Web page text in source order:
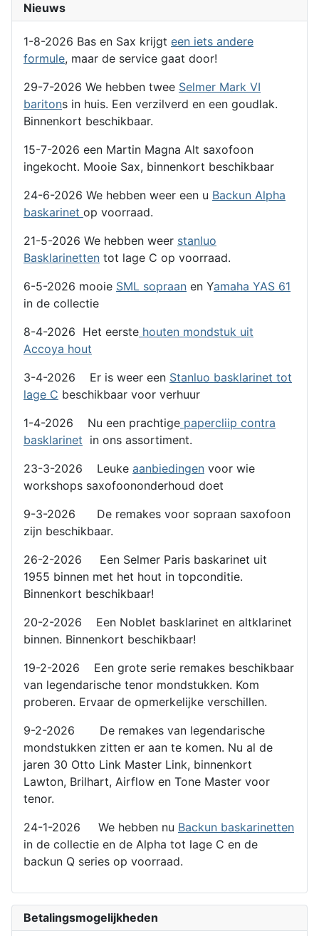
Nieuws
1-8-2026 Bas en Sax krijgt een iets andere
formule, maar de service gaat door!
29-7-2026 We hebben twee Selmer Mark VI
baritons in huis. Een verzilverd en een goudlak.
Binnenkort beschikbaar.
15-7-2026 een Martin Magna Alt saxofoon
ingekocht. Mooie Sax, binnenkort beschikbaar
24-6-2026 We hebben weer een u Backun Alpha
baskarinet op voorraad.
21-5-2026 We hebben weer stanluo
Basklarinetten tot lage C op voorraad.
6-5-2026 mooie SML sopraan en Yamaha YAS 61
in de collectie
8-4-2026 Het eerste houten mondstuk uit
Accoya hout
3-4-2026 Er is weer een Stanluo basklarinet tot
lage C beschikbaar voor verhuur
1-4-2026 Nu een prachtige papercliip contra
basklarinet in ons assortiment.
23-3-2026 Leuke aanbiedingen voor wie
workshops saxofoononderhoud doet
9-3-2026 De remakes voor sopraan saxofoon
zijn beschikbaar.
26-2-2026 Een Selmer Paris baskarinet uit
1955 binnen met het hout in topconditie.
Binnenkort beschikbaar!
20-2-2026 Een Noblet basklarinet en altklarinet
binnen. Binnenkort beschikbaar!
19-2-2026 Een grote serie remakes beschikbaar
van legendarische tenor mondstukken. Kom
proberen. Ervaar de opmerkelijke verschillen.
9-2-2026 De remakes van legendarische
mondstukken zitten er aan te komen. Nu al de
jaren 30 Otto Link Master Link, binnenkort
Lawton, Brilhart, Airflow en Tone Master voor
tenor.
24-1-2026 We hebben nu Backun baskarinetten
in de collectie en de Alpha tot lage C en de
backun Q series op voorraad.
Betalingsmogelijkheden